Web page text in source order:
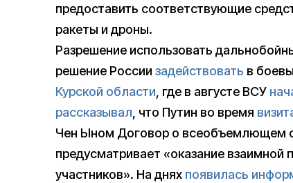
предоставить соответствующие
ракеты и дроны.
Разрешение использовать
решение России задействовать в
Курской области, где в августе ВСУ
рассказывал, что Путин во время
Чен Ыном Договор о всеобъемлющем
предусматривает «оказание взаимной
участников». На днях появилась